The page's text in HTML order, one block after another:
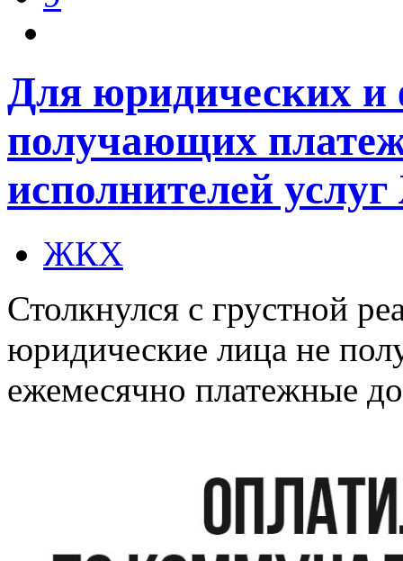
Для юридических и
получающих
исполнителей
ЖКХ
Столкнулся с грустной
юридические лица не
ежемесячно платежные